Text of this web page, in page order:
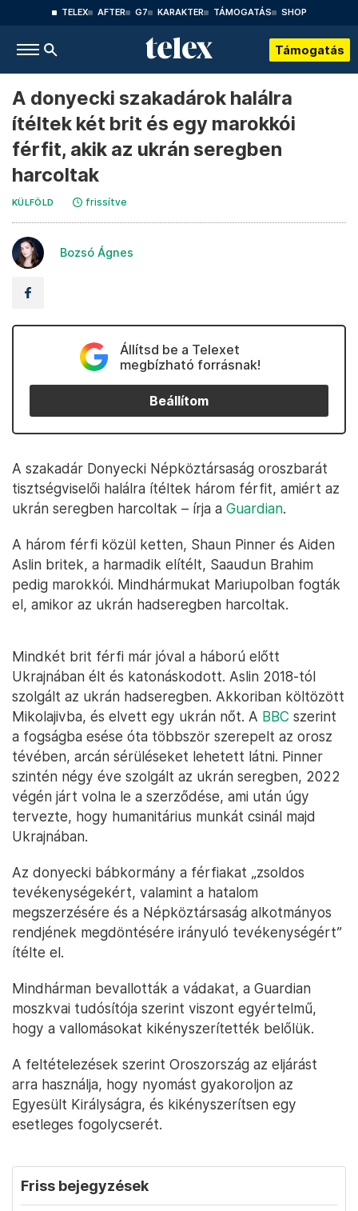
TELEX AFTER G7 KARAKTER TÁMOGATÁS SHOP
Támogatás
A donyecki szakadárok halálra
ítéltek két brit és egy marokkói
férfit, akik az ukrán seregben
harcoltak
KÜLFÖLD frissítve
Bozsó Ágnes
Állítsd be a Telexet
megbízható forrásnak!
Beállítom
A szakadár Donyecki Népköztársaság oroszbarát
tisztségviselői halálra ítéltek három férfit, amiért az
ukrán seregben harcoltak – írja a Guardian.
A három férfi közül ketten, Shaun Pinner és Aiden
Aslin britek, a harmadik elítélt, Saaudun Brahim
pedig marokkói. Mindhármukat Mariupolban fogták
el, amikor az ukrán hadseregben harcoltak.
Mindkét brit férfi már jóval a háború előtt
Ukrajnában élt és katonáskodott. Aslin 2018-tól
szolgált az ukrán hadseregben. Akkoriban költözött
Mikolajivba, és elvett egy ukrán nőt. A BBC szerint
a fogságba esése óta többször szerepelt az orosz
tévében, arcán sérüléseket lehetett látni. Pinner
szintén négy éve szolgált az ukrán seregben, 2022
végén járt volna le a szerződése, ami után úgy
tervezte, hogy humanitárius munkát csinál majd
Ukrajnában.
Az donyecki bábkormány a férfiakat „zsoldos
tevékenységekért, valamint a hatalom
megszerzésére és a Népköztársaság alkotmányos
rendjének megdöntésére irányuló tevékenységért”
ítélte el.
Mindhárman bevallották a vádakat, a Guardian
moszkvai tudósítója szerint viszont egyértelmű,
hogy a vallomásokat kikényszerítették belőlük.
A feltételezések szerint Oroszország az eljárást
arra használja, hogy nyomást gyakoroljon az
Egyesült Királyságra, és kikényszerítsen egy
esetleges fogolycserét.
Friss bejegyzések